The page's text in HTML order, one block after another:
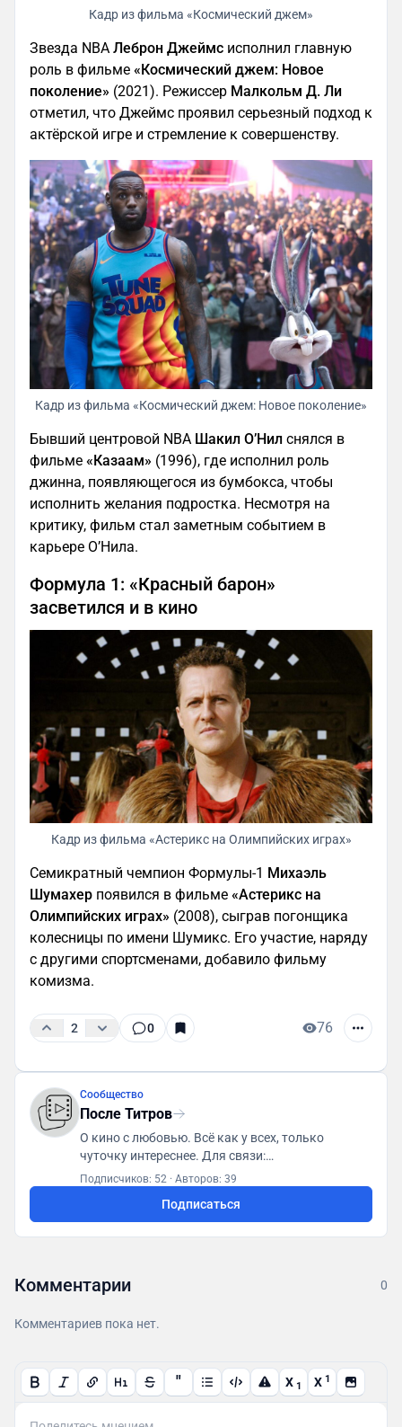
Кадр из фильма «Космический джем»
Звезда NBA Леброн Джеймс исполнил главную
роль в фильме «Космический джем: Новое
поколение» (2021). Режиссер Малкольм Д. Ли
отметил, что Джеймс проявил серьезный подход к
актёрской игре и стремление к совершенству.
Кадр из фильма «Космический джем: Новое поколение»
Бывший центровой NBA Шакил О’Нил снялся в
фильме «Казаам» (1996), где исполнил роль
джинна, появляющегося из бумбокса, чтобы
исполнить желания подростка. Несмотря на
критику, фильм стал заметным событием в
карьере О’Нила.
Формула 1: «Красный барон»
засветился и в кино
Кадр из фильма «Астерикс на Олимпийских играх»
Семикратный чемпион Формулы-1 Михаэль
Шумахер появился в фильме «Астерикс на
Олимпийских играх» (2008), сыграв погонщика
колесницы по имени Шумикс. Его участие, наряду
с другими спортсменами, добавило фильму
комизма.
2 0 76
Сообщество
После Титров
О кино с любовью. Всё как у всех, только
чуточку интереснее. Для связи:
posletitrov@yandex.ru
Подписчиков: 52 · Авторов: 39
Подписаться
Комментарии 0
Комментариев пока нет.
" X 1 X 1